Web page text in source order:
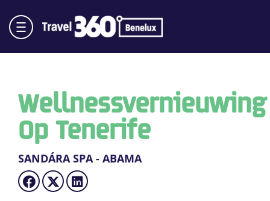
Wellnessvernieuwing
Op Tenerife
SANDÁRA SPA - ABAMA